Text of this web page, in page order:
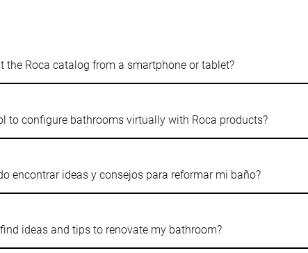
the Roca catalog from a smartphone or tablet?
to configure bathrooms virtually with Roca products?
encontrar ideas y consejos para reformar mi baño?
ideas and tips to renovate my bathroom?